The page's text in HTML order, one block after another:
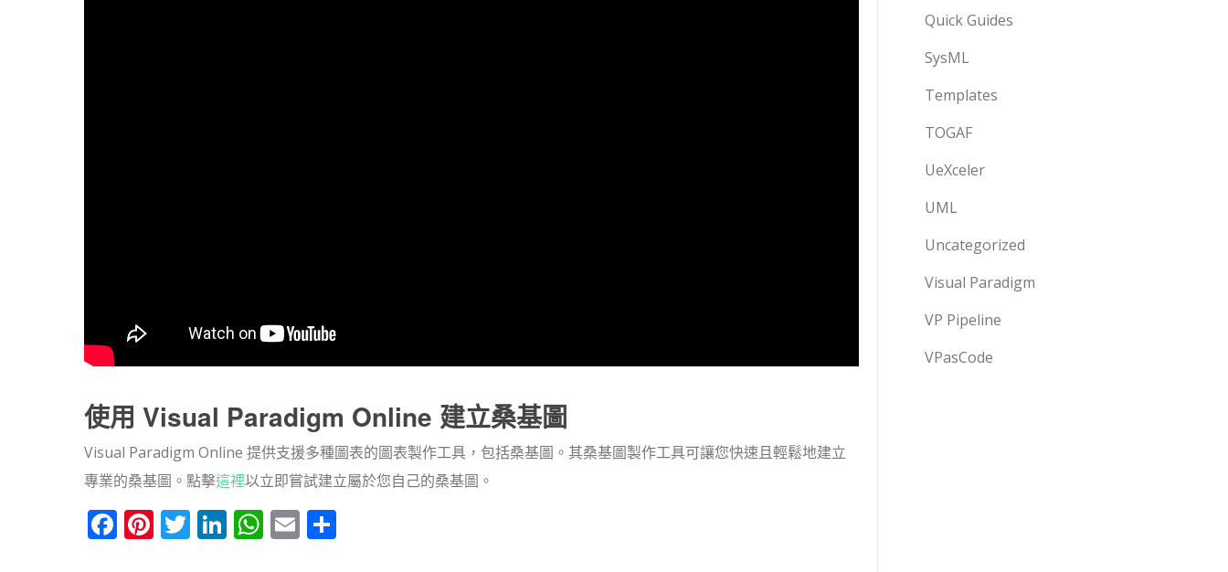
使用 Visual Paradigm Online 建立桑基圖
Visual Paradigm Online 提供支援多種圖表的圖表製作工具，包括桑基圖。其桑基圖製作工具可讓您快速且輕鬆地建立
專業的桑基圖。點擊這裡以立即嘗試建立屬於您自己的桑基圖。
Facebook
Pinterest
Twitter
LinkedIn
WhatsApp
Email
Quick Guides
SysML
Templates
TOGAF
UeXceler
UML
Uncategorized
Visual Paradigm
VP Pipeline
VPasCode